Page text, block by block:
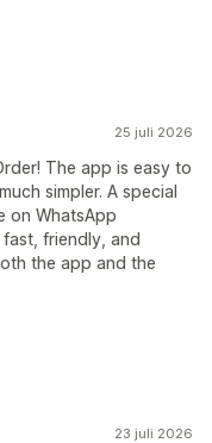
25 juli 2026
The app is easy to
simpler. A special
on WhatsApp
friendly, and
the app and the
23 juli 2026